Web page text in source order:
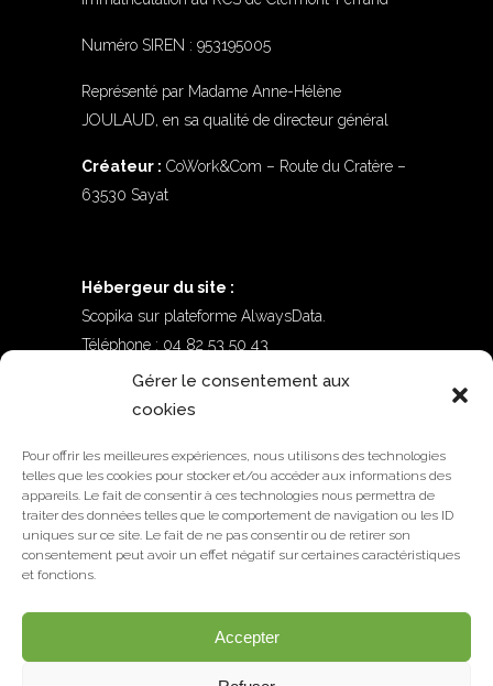
Gérer le consentement aux
cookies
Pour offrir les meilleures expériences, nous utilisons des technologies
telles que les cookies pour stocker et/ou accéder aux informations des
appareils. Le fait de consentir à ces technologies nous permettra de
traiter des données telles que le comportement de navigation ou les ID
uniques sur ce site. Le fait de ne pas consentir ou de retirer son
consentement peut avoir un effet négatif sur certaines caractéristiques
et fonctions.
Accepter
Numéro SIREN : 953195005
Représenté par Madame Anne-Hélène
JOULAUD, en sa qualité de directeur général
Créateur : CoWork&Com – Route du Cratère –
63530 Sayat
Hébergeur du site :
Scopika sur plateforme AlwaysData.
Téléphone : 04 82 53 50 43
Adresse : 15 Rue du Pré La Reine, 63100
Clermont-ferrand
75002 Paris.